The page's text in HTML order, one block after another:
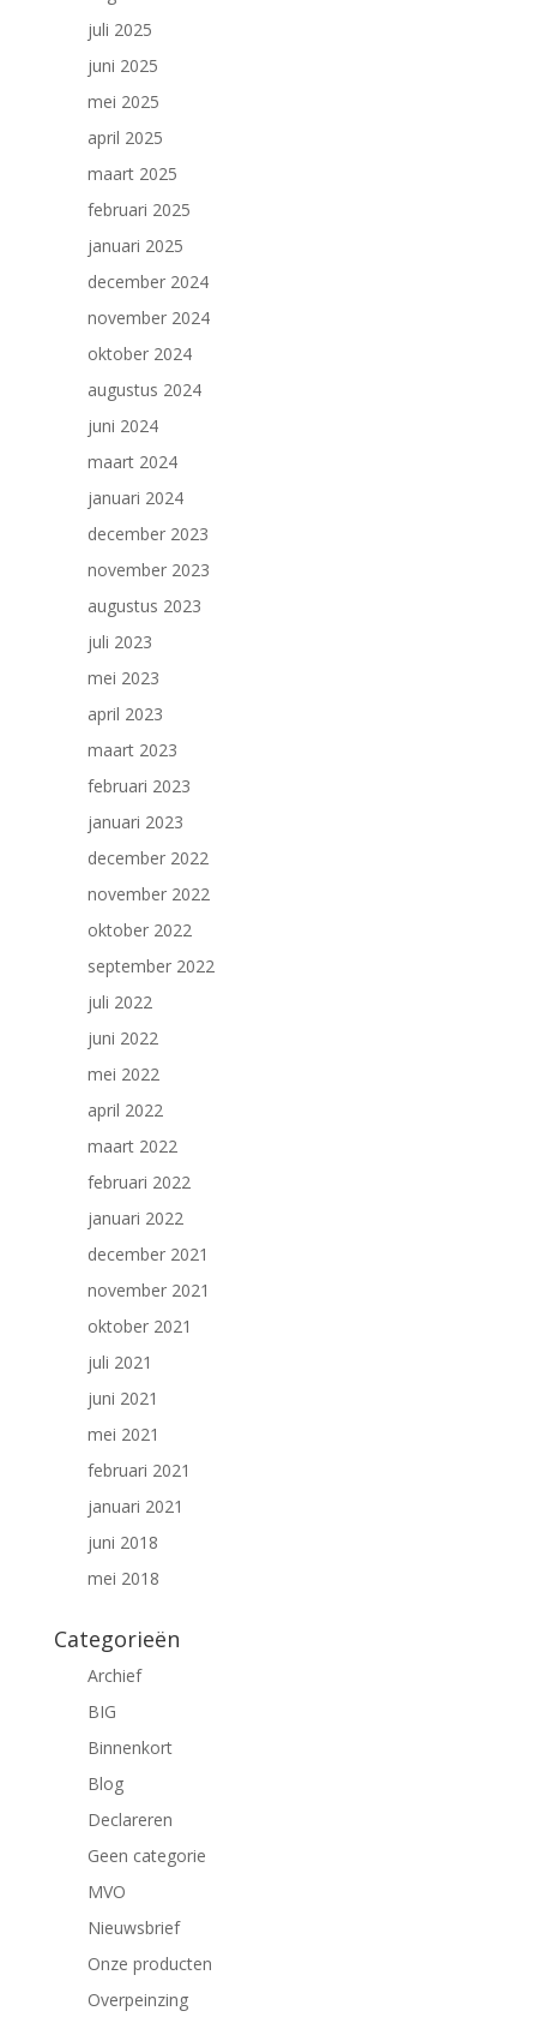
juli 2025
juni 2025
mei 2025
april 2025
maart 2025
februari 2025
januari 2025
december 2024
november 2024
oktober 2024
augustus 2024
juni 2024
maart 2024
januari 2024
december 2023
november 2023
augustus 2023
juli 2023
mei 2023
april 2023
maart 2023
februari 2023
januari 2023
december 2022
november 2022
oktober 2022
september 2022
juli 2022
juni 2022
mei 2022
april 2022
maart 2022
februari 2022
januari 2022
december 2021
november 2021
oktober 2021
juli 2021
juni 2021
mei 2021
februari 2021
januari 2021
juni 2018
mei 2018
Categorieën
Archief
BIG
Binnenkort
Blog
Declareren
Geen categorie
MVO
Nieuwsbrief
Onze producten
Overpeinzing